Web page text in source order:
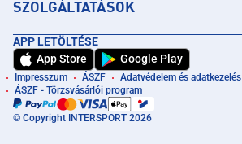
SZOLGÁLTATÁSOK
APP LETÖLTÉSE
App Store
Google Play
Impresszum ÁSZF Adatvédelem és adatkezelés
ÁSZF - Törzsvásárlói program
© Copyright INTERSPORT 2026